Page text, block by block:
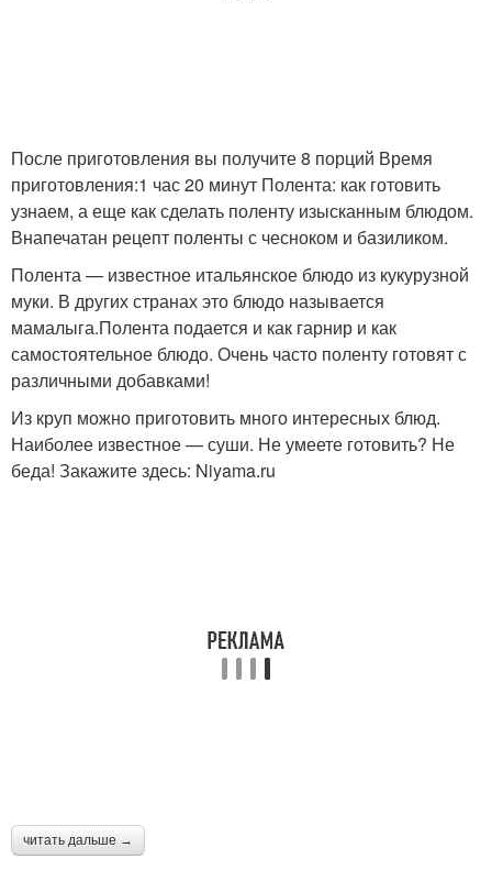
После приготовления вы получите 8 порций Время
приготовления:1 час 20 минут Полента: как готовить
узнаем, а еще как сделать поленту изысканным блюдом.
Внапечатан рецепт поленты с чесноком и базиликом.
Полента — известное итальянское блюдо из кукурузной
муки. В других странах это блюдо называется
мамалыга.Полента подается и как гарнир и как
самостоятельное блюдо. Очень часто поленту готовят с
различными добавками!
Из круп можно приготовить много интересных блюд.
Наиболее известное — суши. Не умеете готовить? Не
беда! Закажите здесь: Niyama.ru
читать дальше →